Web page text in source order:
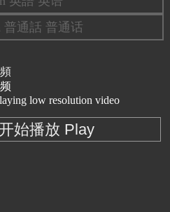
普通話 普通话
low resolution video
始播放 Play